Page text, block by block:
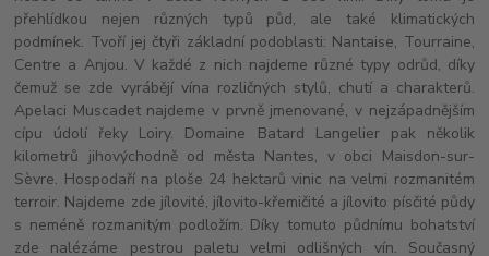
přehlídkou nejen různých typů půd, ale také klimatických
podmínek. Tvoří jej čtyři základní podoblasti: Nantaise, Tourraine,
Centre a Anjou. V každé z nich najdeme různé typy odrůd, díky
čemuž se zde vyrábějí vína rozličných stylů, chutí a charakterů.
Apelaci Muscadet najdeme v prvně jmenované, v nejzápadnějším
cípu údolí řeky Loiry. Domaine Batard Langelier pak několik
kilometrů jihovýchodně od města Nantes, v obci Maisdon-sur-
Sèvre. Hospodaří na ploše 24 hektarů vinic na velmi rozmanitém
terroir. Najdeme zde jílovité, jílovito-křemičité a jílovito písčité půdy
s neméně rozmanitým podložím. Díky tomuto půdnímu bohatství
zde nalézáme pestrou paletu velmi odlišných vín. Současný